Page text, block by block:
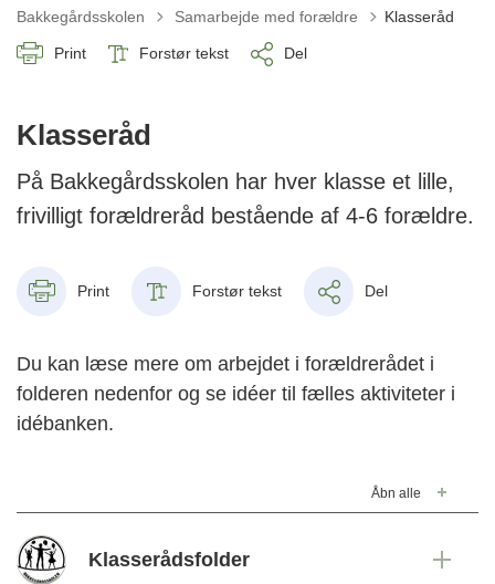
Bakkegårdsskolen Tilbage til
Samarbejde med forældre Klasseråd
Print Forstør tekst Del
Klasseråd
På Bakkegårdsskolen har hver klasse et lille,
frivilligt forældreråd bestående af 4-6 forældre.
Print Forstør tekst Del
Du kan læse mere om arbejdet i forældrerådet i
folderen nedenfor og se idéer til fælles aktiviteter i
idébanken.
Åbn alle
Klasserådsfolder